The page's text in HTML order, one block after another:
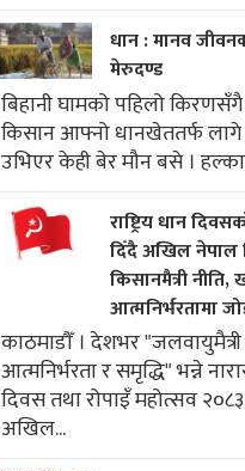
धान : मानव
मेरुदण्ड
बिहानी घामको पहिलो
किसान आफ्नो धानखेततर्फ
उभिएर केही बेर मौन बसे ।
राष्ट्रिय धान
दिँदै अखिल नेपाल
किसानमैत्री नीति,
आत्मनिर्भरतामा
काठमाडौँ । देशभर "जलवायुमैत्री
आत्मनिर्भरता र समृद्धि" भन्ने
दिवस तथा रोपाइँ महोत्सव
अखिल...